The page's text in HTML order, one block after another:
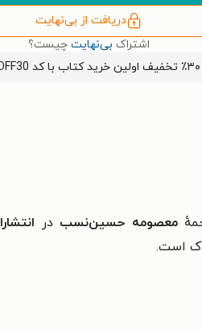
دریافت از بی‌نهایت
اشتراک بی‌نهایت چیست؟
٪۳۰ تخفیف اولین خرید کتاب با کد
معصومه‌ حسین‌نسب در
است.